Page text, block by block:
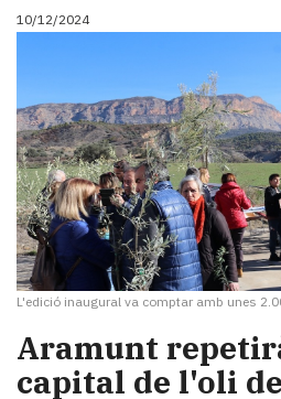
10/12/2024
L'edició inaugural va comptar amb unes
Aramunt
capital de l'oli